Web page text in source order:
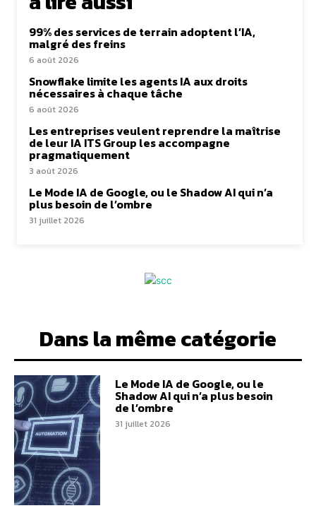
99% des services de terrain adoptent l’IA,
malgré des freins
6 août 2026
Snowflake limite les agents IA aux droits
nécessaires à chaque tâche
6 août 2026
Les entreprises veulent reprendre la maîtrise
de leur IA ITS Group les accompagne
pragmatiquement
3 août 2026
Le Mode IA de Google, ou le Shadow AI qui n’a
plus besoin de l’ombre
31 juillet 2026
Dans la même catégorie
Le Mode IA de Google, ou le
Shadow AI qui n’a plus besoin
de l’ombre
31 juillet 2026